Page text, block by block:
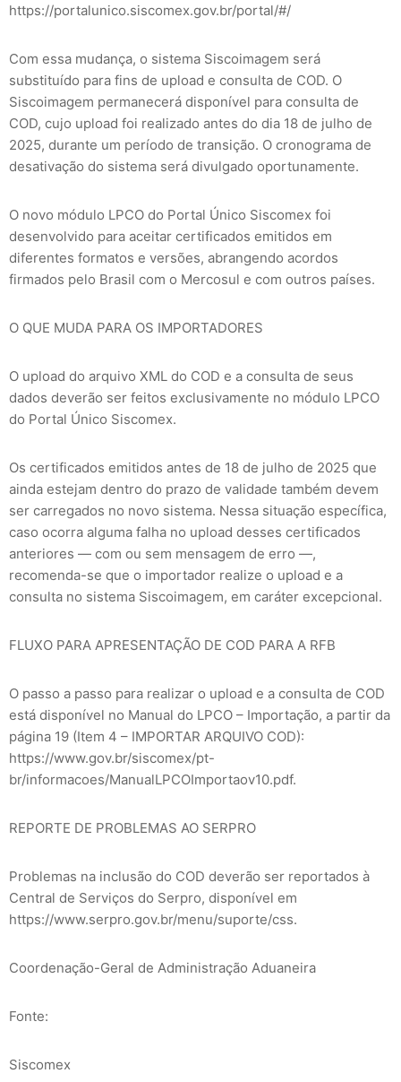
https://portalunico.siscomex.gov.br/portal/#/
Com essa mudança, o sistema Siscoimagem será
substituído para fins de upload e consulta de COD. O
Siscoimagem permanecerá disponível para consulta de
COD, cujo upload foi realizado antes do dia 18 de julho de
2025, durante um período de transição. O cronograma de
desativação do sistema será divulgado oportunamente.
O novo módulo LPCO do Portal Único Siscomex foi
desenvolvido para aceitar certificados emitidos em
diferentes formatos e versões, abrangendo acordos
firmados pelo Brasil com o Mercosul e com outros países.
O QUE MUDA PARA OS IMPORTADORES
O upload do arquivo XML do COD e a consulta de seus
dados deverão ser feitos exclusivamente no módulo LPCO
do Portal Único Siscomex.
Os certificados emitidos antes de 18 de julho de 2025 que
ainda estejam dentro do prazo de validade também devem
ser carregados no novo sistema. Nessa situação específica,
caso ocorra alguma falha no upload desses certificados
anteriores — com ou sem mensagem de erro —,
recomenda-se que o importador realize o upload e a
consulta no sistema Siscoimagem, em caráter excepcional.
FLUXO PARA APRESENTAÇÃO DE COD PARA A RFB
O passo a passo para realizar o upload e a consulta de COD
está disponível no Manual do LPCO – Importação, a partir da
página 19 (Item 4 – IMPORTAR ARQUIVO COD):
https://www.gov.br/siscomex/pt-
br/informacoes/ManualLPCOImportaov10.pdf.
REPORTE DE PROBLEMAS AO SERPRO
Problemas na inclusão do COD deverão ser reportados à
Central de Serviços do Serpro, disponível em
https://www.serpro.gov.br/menu/suporte/css.
Coordenação-Geral de Administração Aduaneira
Fonte:
Siscomex